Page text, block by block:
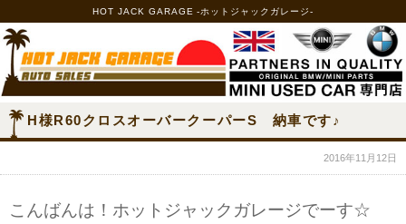
HOT JACK GARAGE -ホットジャックガレージ-
H様R60クロスオーバークーパーS 納車です♪
2016年11月12日
こんばんは！ホットジャックガレージでーす☆